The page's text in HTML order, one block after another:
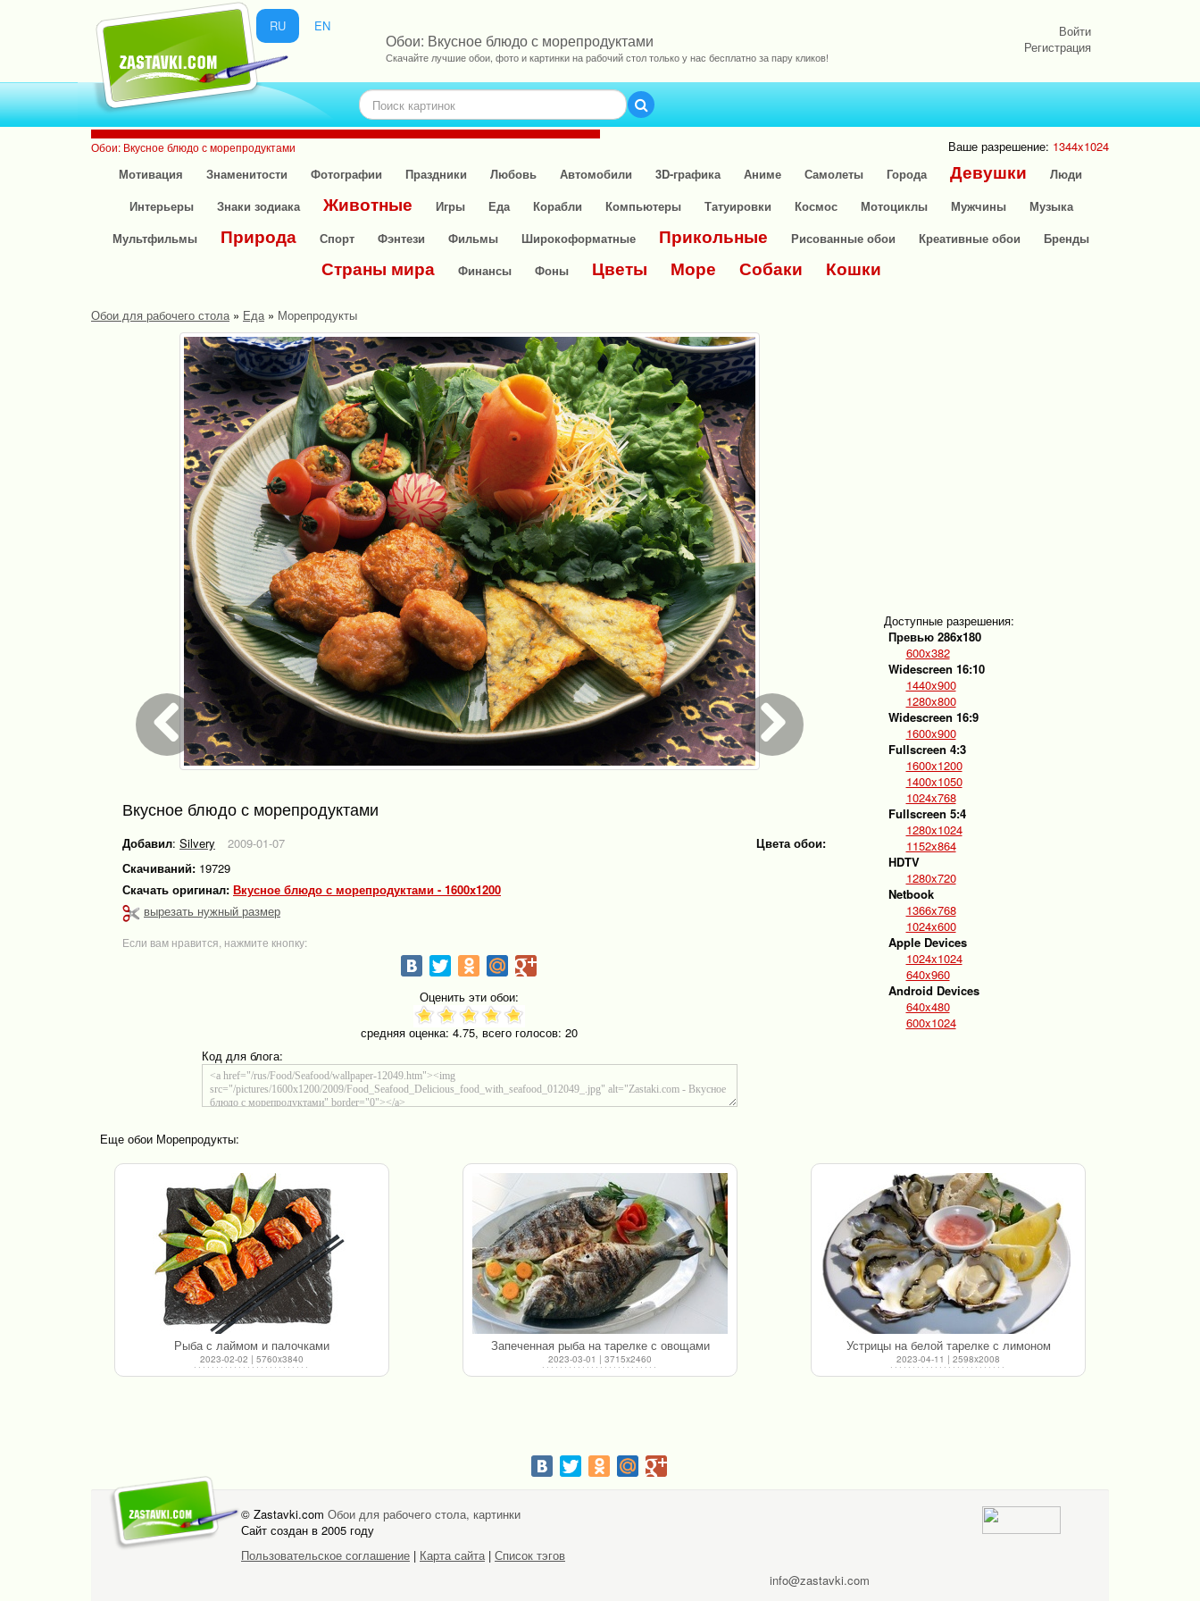
RU EN
Обои: Вкусное блюдо с морепродуктами
Скачайте лучшие обои, фото и картинки на рабочий стол только у нас бесплатно за пару кликов!
Войти
Регистрация
Обои: Вкусное блюдо с морепродуктами Ваше разрешение: 1344x1024
Мотивация
Знаменитости Фотографии Праздники Любовь Автомобили 3D-графика Аниме Самолеты Города Девушки
Люди
Интерьеры
Знаки зодиака Животные Игры Еда Корабли Компьютеры Татуировки Космос Мотоциклы Мужчины
Музыка
Мультфильмы
Природа Спорт Фэнтези Фильмы Широкоформатные Прикольные Рисованные обои Креативные обои Бренды
Страны мира Финансы Фоны Цветы Море Собаки Кошки
Обои для рабочего стола» Еда» Морепродукты
Вкусное блюдо с морепродуктами
Добавил: Silvery
2009-01-07
Скачиваний: 19729
Скачать оригинал:
Вкусное блюдо с морепродуктами - 1600x1200
вырезать нужный размер
Цвета обои:
Если вам нравится, нажмите кнопку:
Оценить эти обои:
средняя оценка:4.75, всего голосов:20
Код для блога:
Доступные разрешения:
Превью 286x180
600x382
Widescreen 16:10
1440x900
1280x800
Widescreen 16:9
1600x900
Fullscreen 4:3
1600x1200
1400x1050
1024x768
Fullscreen 5:4
1280x1024
1152x864
HDTV
1280x720
Netbook
1366x768
1024x600
Apple Devices
1024x1024
640x960
Android Devices
640x480
600x1024
Еще обои Морепродукты:
Рыба с лаймом и палочками
2023-02-02 | 5760x3840
Запеченная рыба на тарелке с овощами
2023-03-01 | 3715x2460
Устрицы на белой тарелке с лимоном
2023-04-11 | 2598x2008
© Zastavki.com Обои для рабочего стола, картинки
Сайт создан в 2005 году
Пользовательское соглашение | Карта сайта | Список тэгов
info@zastavki.com